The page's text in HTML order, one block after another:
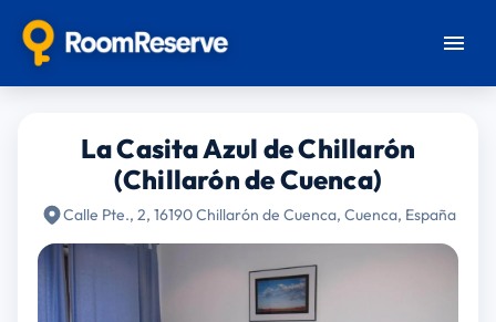
La Casita Azul de Chillarón
(Chillarón de Cuenca)
Calle Pte., 2, 16190 Chillarón de Cuenca, Cuenca, España